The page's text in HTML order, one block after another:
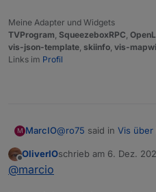
Meine Adapter und Widgets
TVProgram, SqueezeboxRPC,
vis-json-template, skiinfo, vis-
Links im Profil
M MarcIO@ro75 said in Vis über
Bei mir läuft
Offline
OliverIOschrieb am 6. Dez.
zuletzt editiert von
@marcio